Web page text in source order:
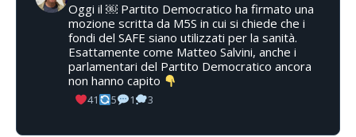
Oggi il ￼ Partito Democratico ha firmato una
mozione scritta da M5S in cui si chiede che i
fondi del SAFE siano utilizzati per la sanità.
Esattamente come Matteo Salvini, anche i
parlamentari del Partito Democratico ancora
non hanno capito
41 5 1 3